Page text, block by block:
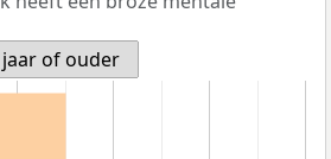
jaar of ouder